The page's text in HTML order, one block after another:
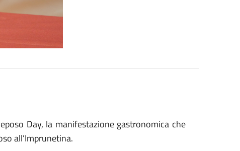
Day, la manifestazione gastronomica che
all’Imprunetina.